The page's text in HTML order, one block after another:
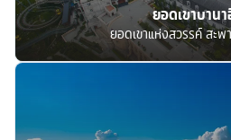
ยอดเขาบาน
ยอดเขาแห่งสวรรค์ สะ